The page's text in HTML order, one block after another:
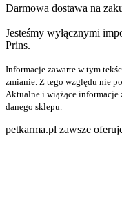
Darmowa dostawa na
Jesteśmy wyłącznymi
Prins.
Informacje zawarte w tym
zmianie. Z tego względu nie
Aktualne i wiążące informacje
danego sklepu.
petkarma.pl zawsze